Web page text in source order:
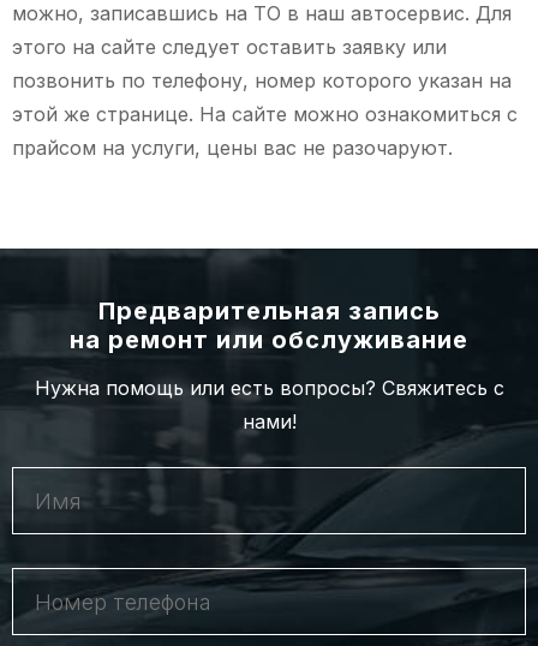
можно, записавшись на ТО в наш автосервис. Для
этого на сайте следует оставить заявку или
позвонить по телефону, номер которого указан на
этой же странице. На сайте можно ознакомиться с
прайсом на услуги, цены вас не разочаруют.
Предварительная запись
на ремонт или обслуживание
Нужна помощь или есть вопросы? Свяжитесь с
нами!